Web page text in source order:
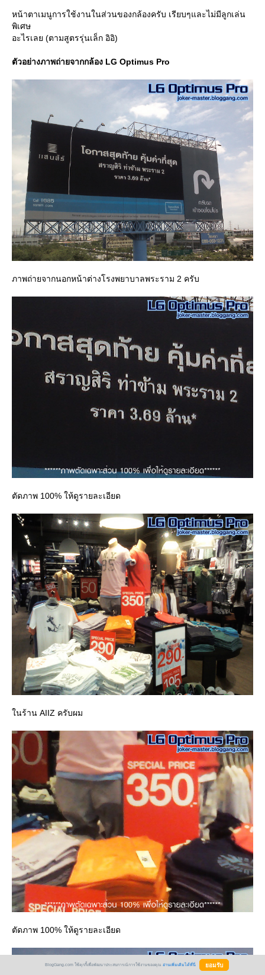
หน้าตาเมนูการใช้งานในส่วนของกล้องครับ เรียบๆและไม่มีลูกเล่น
พิเศษ
อะไรเลย (ตามสูตรรุ่นเล็ก อิอิ)
ตัวอย่างภาพถ่ายจากกล้อง LG Optimus Pro
ภาพถ่ายจากนอกหน้าต่างโรงพยาบาลพระราม 2 ครับ
ตัดภาพ 100% ให้ดูรายละเอียด
นร้าน AIIZ ครับผม
ตัดภาพ 100% ให้ดูรายละเอียด
BlogGang.com ใช้คุกกี้เพื่อพัฒนาประสบการณ์การใช้งานของคุณ อ่านเพิ่มเติมได้ที่นี่